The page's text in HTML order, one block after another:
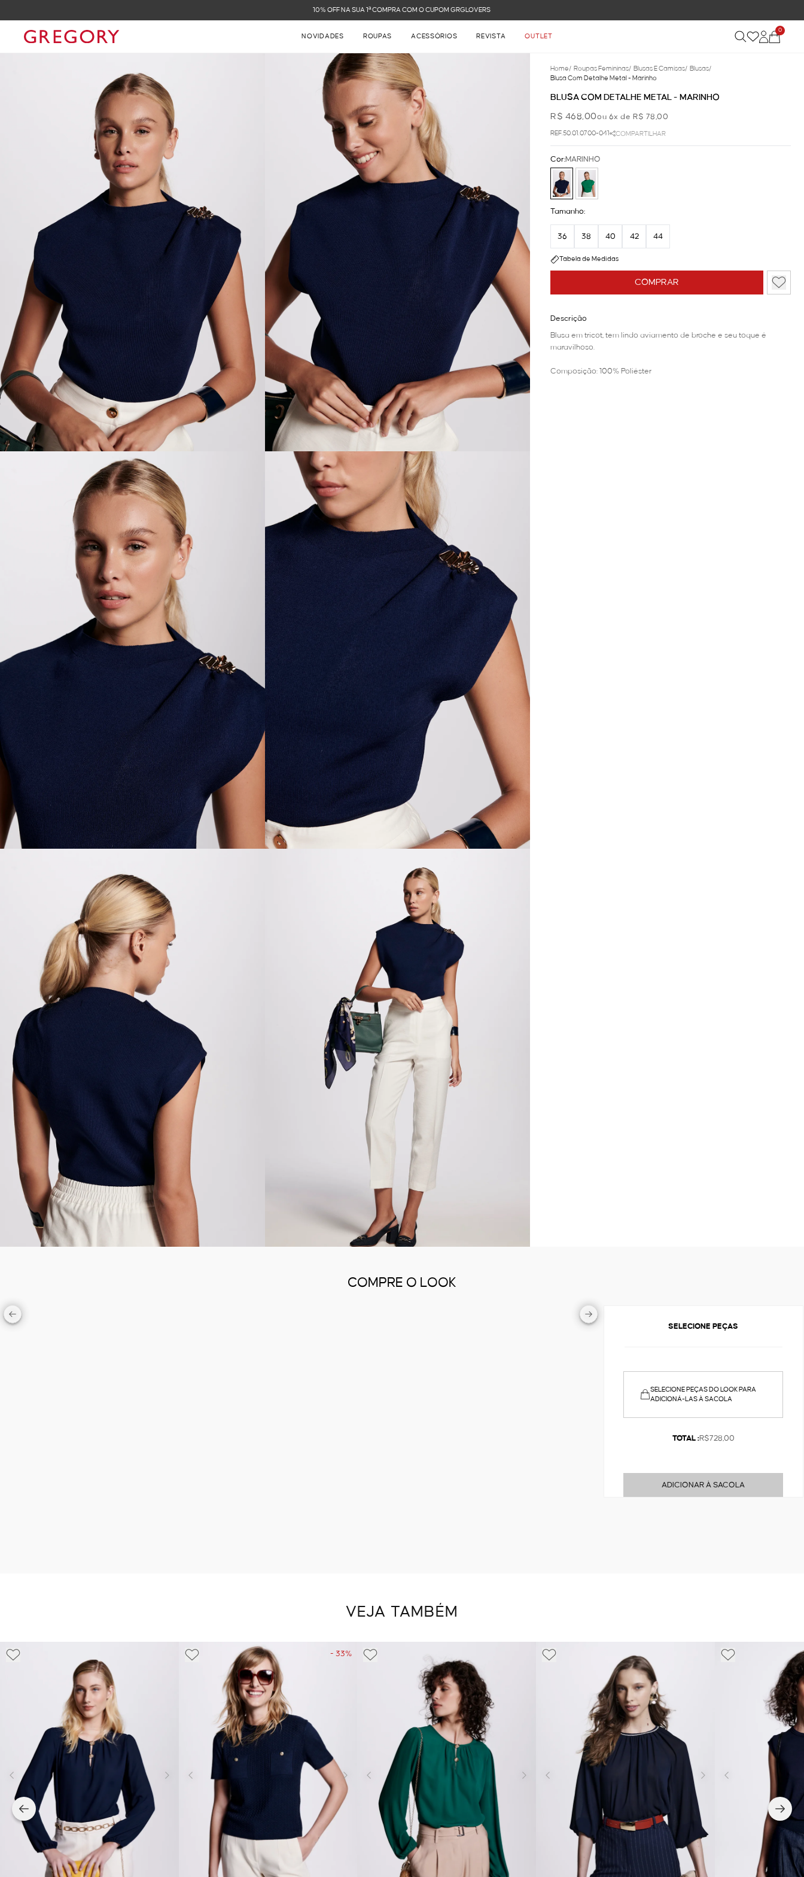
FRETE GRÁTIS NAS COMPRAS ACIMA DE R$ 899
NOVIDADES ROUPAS ACESSÓRIOS REVISTA OUTLET
0
Home/ Roupas Femininas/ Blusas E Camisas/ Blusas/
Blusa Com Detalhe Metal - Marinho
BLUSA COM DETALHE METAL - MARINHO
R$ 468,00ou 6x de R$ 78,00
REF.50.01.0700-041 COMPARTILHAR
COMPRAR
Cor:MARINHO
Tamanho:
36 38 40 42 44
Tabela de Medidas
Descrição
Blusa em tricot, tem lindo aviamento de broche e seu toque é
maravilhoso.
Composição: 100% Poliéster
COMPRE O LOOK
SELECIONE PEÇAS
SELECIONE PEÇAS DO LOOK PARA
ADICIONÁ-LAS À SACOLA
TOTAL :R$728,00
ADICIONAR À SACOLA
VEJA TAMBÉM
- 33%